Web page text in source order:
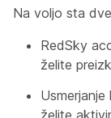
Na voljo sta
RedSky
želite
Usmerjanje
želite